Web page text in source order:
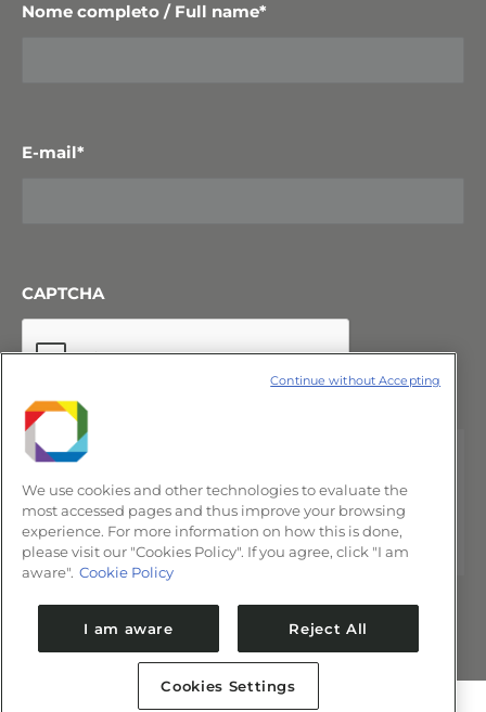
Nome completo / Full name*
E-mail*
CAPTCHA
We use cookies and other technologies to evaluate the
most accessed pages and thus improve your browsing
experience. For more information on how this is done,
please visit our "Cookies Policy". If you agree, click "I am
aware". Cookie Policy
I am aware Reject All
Cookies Settings
Continue without Accepting